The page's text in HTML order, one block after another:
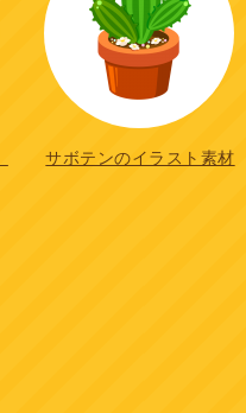
サボテンのイラスト素材